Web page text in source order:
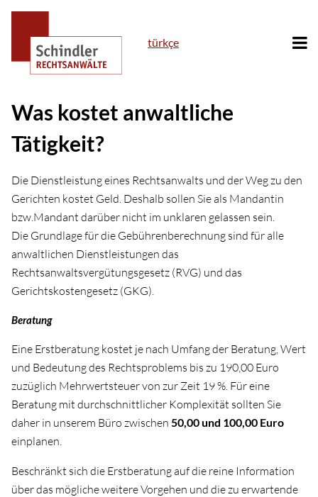
türkçe
Anfrage
Standorte
Rechtsgebiete
Anwält*innen
Team
Was Sie zur anwaltlichen Tätigkeit wissen sollten.
Was kostet anwaltliche Tätigkeit?
Kooperationen
Was kostet anwaltliche
Tätigkeit?
Die Dienstleistung eines Rechtsanwalts und der Weg zu den
Gerichten kostet Geld. Deshalb sollen Sie als Mandantin
bzw.Mandant darüber nicht im unklaren gelassen sein.
Die Grundlage für die Gebührenberechnung sind für alle
anwaltlichen Dienstleistungen das
Rechtsanwaltsvergütungsgesetz (RVG) und das
Gerichtskostengesetz (GKG).
Beratung
Eine Erstberatung kostet je nach Umfang der Beratung, Wert
und Bedeutung des Rechtsproblems bis zu 190,00 Euro
zuzüglich Mehrwertsteuer von zur Zeit 19 %. Für eine
Beratung mit durchschnittlicher Komplexität sollten Sie
daher in unserem Büro zwischen 50,00 und 100,00 Euro
einplanen.
Beschränkt sich die Erstberatung auf die reine Information
über das mögliche weitere Vorgehen und die zu erwartende